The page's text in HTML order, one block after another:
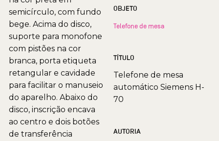
semicírculo, com fundo
bege. Acima do disco,
suporte para monofone
com pistões na cor
branca, porta etiqueta
retangular e cavidade
para facilitar o manuseio
do aparelho. Abaixo do
disco, inscrição encava
ao centro e dois botões
de transferência
OBJETO
Telefone de mesa
TÍTULO
Telefone de mesa
automático Siemens H-
70
AUTORIA